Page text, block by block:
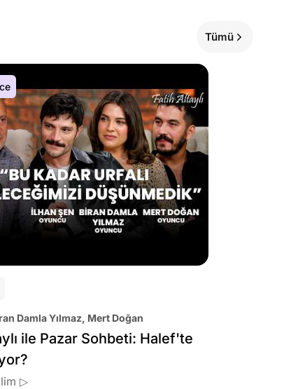
Tümü
Damla Yılmaz, Mert Doğan
ile Pazar Sohbeti: Halef'te
▷